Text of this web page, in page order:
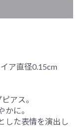
ア直径0.15cm
アス。
に。
した表情を演出し